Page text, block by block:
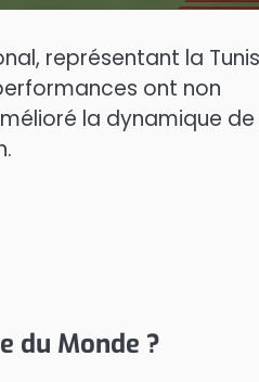
représentant la
ont non
la dynamique de
du Monde ?